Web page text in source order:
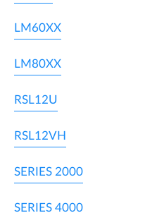
LM60XX
LM80XX
RSL12U
RSL12VH
SERIES 2000
SERIES 4000